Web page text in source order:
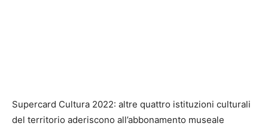
Supercard Cultura 2022: altre quattro istituzioni culturali
del territorio aderiscono all’abbonamento museale